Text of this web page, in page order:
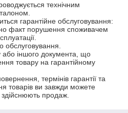
технічним
гарантійне обслуговування:
факт порушення споживачем
обслуговування.
або іншого документа, що
товару на гарантійному
термінів гарантії та
товарів ви завжди можете
здійснюють продаж.